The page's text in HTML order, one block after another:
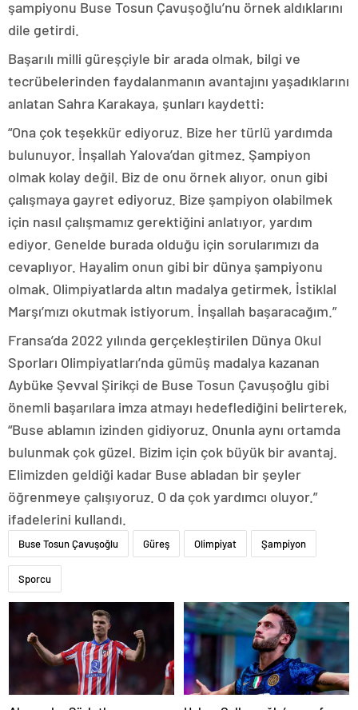
şampiyonu Buse Tosun Çavuşoğlu’nu örnek aldıklarını
dile getirdi.
Başarılı milli güreşçiyle bir arada olmak, bilgi ve
tecrübelerinden faydalanmanın avantajını yaşadıklarını
anlatan Sahra Karakaya, şunları kaydetti:
“Ona çok teşekkür ediyoruz. Bize her türlü yardımda
bulunuyor. İnşallah Yalova’dan gitmez. Şampiyon
olmak kolay değil. Biz de onu örnek alıyor, onun gibi
çalışmaya gayret ediyoruz. Bize şampiyon olabilmek
için nasıl çalışmamız gerektiğini anlatıyor, yardım
ediyor. Genelde burada olduğu için sorularımızı da
cevaplıyor. Hayalim onun gibi bir dünya şampiyonu
olmak. Olimpiyatlarda altın madalya getirmek, İstiklal
Marşı’mızı okutmak istiyorum. İnşallah başaracağım.”
Fransa’da 2022 yılında gerçekleştirilen Dünya Okul
Sporları Olimpiyatları’nda gümüş madalya kazanan
Aybüke Şevval Şirikçi de Buse Tosun Çavuşoğlu gibi
önemli başarılara imza atmayı hedeflediğini belirterek,
“Buse ablamın izinden gidiyoruz. Onunla aynı ortamda
bulunmak çok güzel. Bizim için çok büyük bir avantaj.
Elimizden geldiği kadar Buse abladan bir şeyler
öğrenmeye çalışıyoruz. O da çok yardımcı oluyor.”
ifadelerini kullandı.
Buse Tosun Çavuşoğlu Güreş Olimpiyat Şampiyon
Sporcu